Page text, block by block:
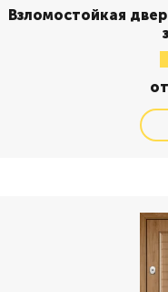
Взломостойкая